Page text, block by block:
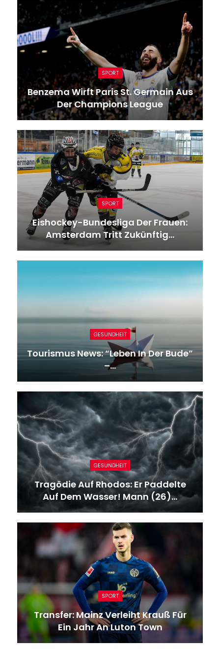
SPORT
Benzema Wirft Paris St. Germain Aus
Der Champions League
SPORT
Eishockey-Bundesliga Der Frauen:
Amsterdam Tritt Zukünftig…
GESUNDHEIT
Tourismus News: “Leben In Der Bude”
–…
GESUNDHEIT
Tragödie Auf Rhodos: Er Paddelte
Auf Dem Wasser! Mann (26)…
SPORT
Transfer: Mainz Verleiht Krauß Für
Ein Jahr An Luton Town